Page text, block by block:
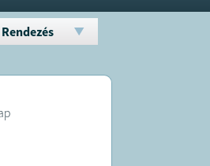
Rendezés